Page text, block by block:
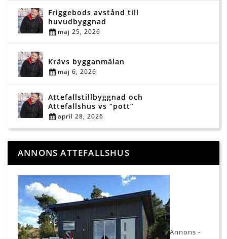
Friggebods avstånd till
huvudbyggnad
maj 25, 2026
Krävs bygganmälan
maj 6, 2026
Attefallstillbyggnad och
Attefallshus vs “pott”
april 28, 2026
ANNONS ATTEFALLSHUS
Annons -